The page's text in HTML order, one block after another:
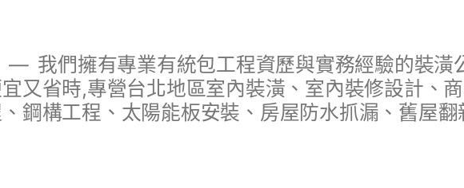
我們擁有專業有統包工程資歷與實務經驗的裝潢
又省時,專營台北地區室內裝潢、室內裝修設計、
鋼構工程、太陽能板安裝、房屋防水抓漏、舊屋翻